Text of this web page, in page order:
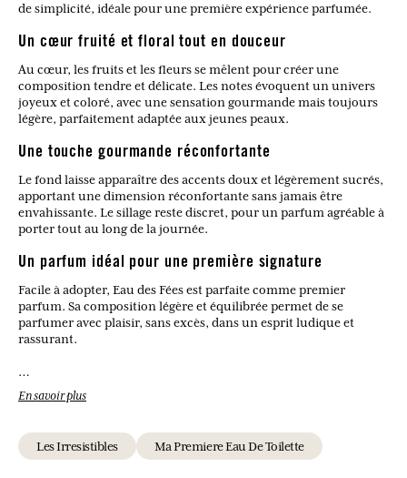
de simplicité, idéale pour une première expérience parfumée.
Un cœur fruité et floral tout en douceur
Au cœur, les fruits et les fleurs se mêlent pour créer une
composition tendre et délicate. Les notes évoquent un univers
joyeux et coloré, avec une sensation gourmande mais toujours
légère, parfaitement adaptée aux jeunes peaux.
Une touche gourmande réconfortante
Le fond laisse apparaître des accents doux et légèrement sucrés,
apportant une dimension réconfortante sans jamais être
envahissante. Le sillage reste discret, pour un parfum agréable à
porter tout au long de la journée.
Un parfum idéal pour une première signature
Facile à adopter, Eau des Fées est parfaite comme premier
parfum. Sa composition légère et équilibrée permet de se
parfumer avec plaisir, sans excès, dans un esprit ludique et
rassurant.
À qui s’adresse Eau des Fées ?
Cette eau de toilette est idéale pour les enfants et les
Quel type de parfum est Eau des Fées ?
En savoir plus
Les Irresistibles Ma Premiere Eau De Toilette